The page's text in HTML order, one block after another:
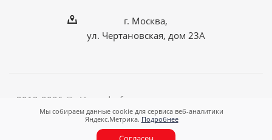
Мы собираем данные cookie для сервиса веб-аналитики
Яндекс.Метрика. Подробнее
г. Москва,
ул. Чертановская, дом 23А
2012-2026 © «Homedorf - оригинальные подарки для
любимого дома!»